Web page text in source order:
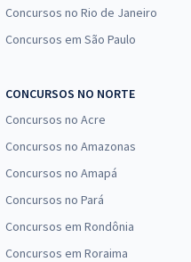
Concursos no Rio de Janeiro
Concursos em São Paulo
CONCURSOS NO NORTE
Concursos no Acre
Concursos no Amazonas
Concursos no Amapá
Concursos no Pará
Concursos em Rondônia
Concursos em Roraima